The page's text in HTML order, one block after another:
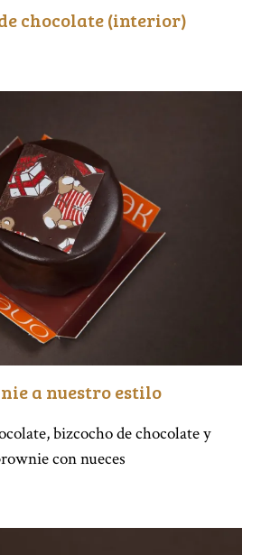
chocolate(interior)
a nuestro estilo
bizcocho de chocolate y
con nueces